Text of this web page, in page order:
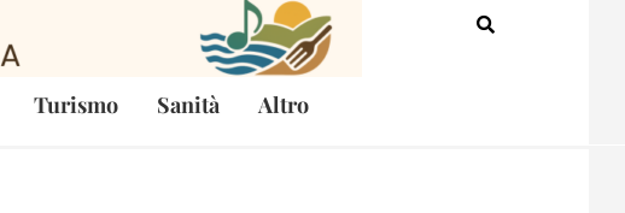
Turismo Sanità Altro